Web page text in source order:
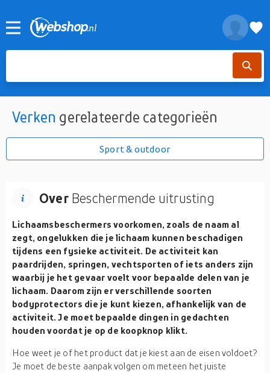
Verken gerelateerde categorieën
Sport & outdoor
OverBeschermende uitrusting
Lichaamsbeschermers voorkomen, zoals de naam al
zegt, ongelukken die je lichaam kunnen beschadigen
tijdens een fysieke activiteit. De activiteit kan
paardrijden, springen, vechtsporten of iets anders zijn
waarbij je het gevaar voelt voor bepaalde delen van je
lichaam. Daarom zijn er verschillende soorten
bodyprotectors die je kunt kiezen, afhankelijk van de
activiteit. Je moet bepaalde dingen in gedachten
houden voordat je op de koopknop klikt.
Hoe weet je of het product dat je kiest aan de eisen voldoet?
Je moet de beste aanpak volgen om meteen het juiste